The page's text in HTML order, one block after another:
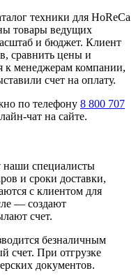
техники для HoReCa
товары ведущих
и бюджет. Клиент
сравнить цены и
к менеджерам компании,
счет на оплату.
по телефону 8 800 707
чат на сайте.
наши специалисты
и сроки доставки,
с клиентом для
— создают
счет.
безналичным
счет. При отгрузке
документов.